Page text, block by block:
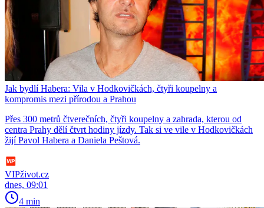
Jak bydlí Habera: Vila v Hodkovičkách, čtyři koupelny a
kompromis mezi přírodou a Prahou
Přes 300 metrů čtverečních, čtyři koupelny a zahrada, kterou od
centra Prahy dělí čtvrt hodiny jízdy. Tak si ve vile v Hodkovičkách
žijí Pavol Habera a Daniela Peštová.
VIPživot.cz
dnes, 09:01
4 min